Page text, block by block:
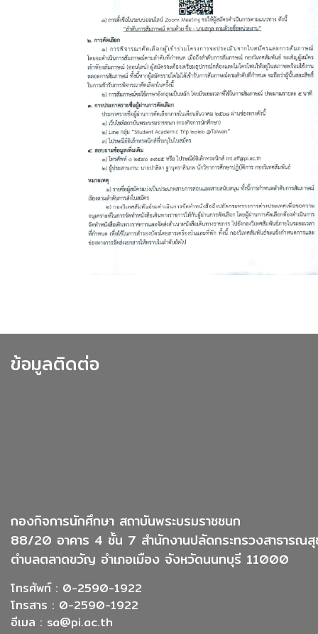
ข้อมูลติดต่อ
กองกิจการนักศึกษา สถาบันพระบรมราชชนก
88/20 อาคาร 4 ชั้น 7 สำนักงานปลัดกระทรวงสาธารณ
ตำบลตลาดขวัญ อำเภอเมือง จังหวัดนนทบุรี 11000
โทรศัพท์ : 0-2590-1922
โทรสาร : 0-2590-1922
อีเมล : sa@pi.ac.th